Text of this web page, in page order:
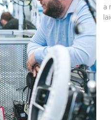
a